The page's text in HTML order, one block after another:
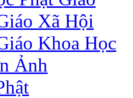
Xã Hội
Khoa Học
Ảnh